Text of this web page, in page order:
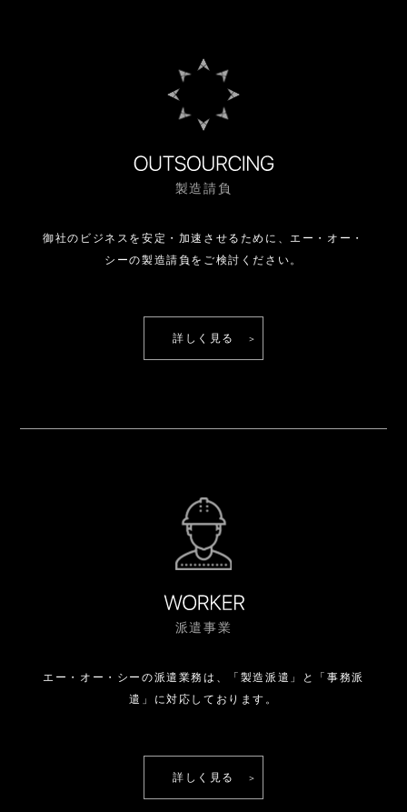
製造請負
御社のビジネスを安定・加速させるために、エー・オー・
シーの製造請負をご検討ください。
詳しく見る
派遣事業
エー・オー・シーの派遣業務は、
「製造派遣」と「事務派
遣」に対応しております。
詳しく見る